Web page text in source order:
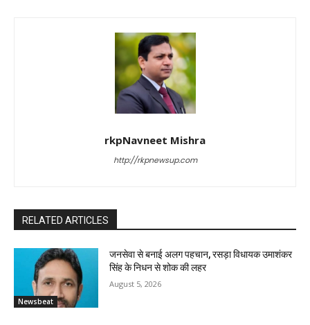
rkpNavneet Mishra
http://rkpnewsup.com
RELATED ARTICLES
Newsbeat
जनसेवा से बनाई अलग पहचान, रसड़ा विधायक उमाशंकर
सिंह के निधन से शोक की लहर
August 5, 2026